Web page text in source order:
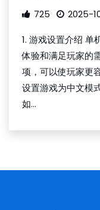
725 2025-
1. 游戏设置介绍 单
体验和满足玩家的
项，可以使玩家更
设置游戏为中文模
如...